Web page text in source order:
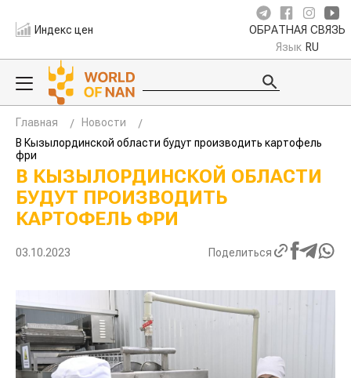
Индекс цен ОБРАТНАЯ СВЯЗЬ
Язык RU
Главная
Новости
В Кызылординской области будут производить картофель
фри
В КЫЗЫЛОРДИНСКОЙ ОБЛАСТИ
БУДУТ ПРОИЗВОДИТЬ
КАРТОФЕЛЬ ФРИ
03.10.2023 Поделиться